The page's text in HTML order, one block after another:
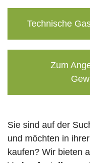
Technische
Zum
Sie sind auf der
und möchten in
kaufen? Wir bieten